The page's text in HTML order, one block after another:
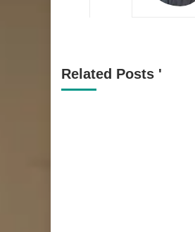
Related Posts '